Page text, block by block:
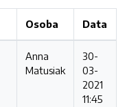
Osoba Data
Anna
Matusiak
30-
03-
2021
11:45